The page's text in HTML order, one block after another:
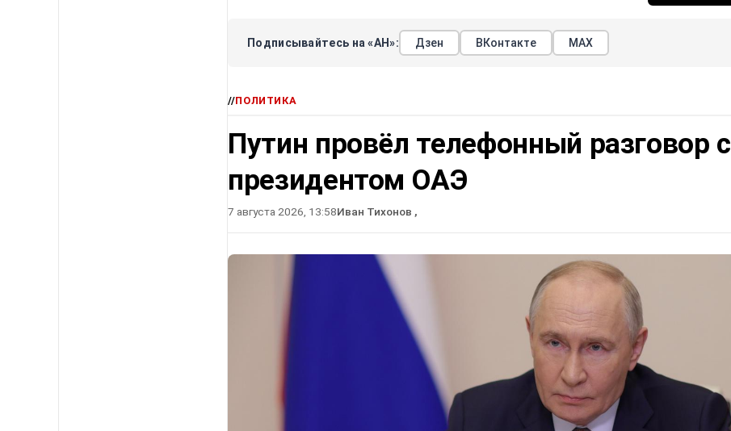
Подписывайтесь на «АН»: Дзен ВКонтакте МАХ
//ПОЛИТИКА
Путин провёл телефонный разговор с
президентом ОАЭ
7 августа 2026, 13:58Иван Тихонов ,